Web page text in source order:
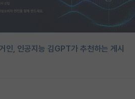
인, 인공지능 김GPT가 추천하는 게시